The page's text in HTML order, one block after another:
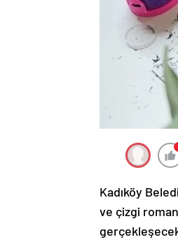
Kadıköy
ve çizgi